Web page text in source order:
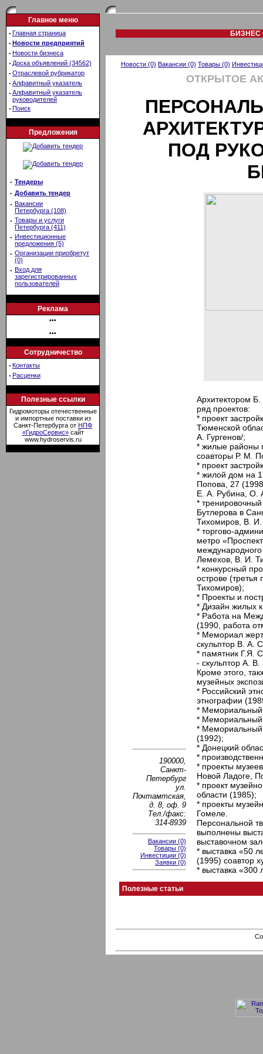
Главное меню
· Главная страница
· Новости предприятий
· Новости бизнеса
· Доска объявлений (34562)
· Отраслевой рубрикатор
· Алфавитный указатель
· Алфавитный указатель
руководителей
· Поиск
Предложения
· Тендеры
· Добавить тендер
· Вакансии
Петербурга (108)
· Товары и услуги
Петербурга (411)
· Инвестиционные
предложения (5)
· Организации приобретут
(0)
· Вход для
зарегистрированных
пользователей
Реклама
•••
•••
Сотрудничество
· Контакты
· Расценки
Полезные ссылки
Гидромоторы отечественные
и импортные поставки из
Санкт-Петербурга от НПФ
«ГидроСервис»сайт
www.hydroservis.ru
БИЗНЕС
Новости (0) Вакансии (0) Товары (0)
ОТКРЫТОЕ
ПОД
Архитектором
ряд проектов:
* проект
Тюменской
А. Гургенов/;
* жилые районы
соавторы Р. М.
* проект
* жилой дом на
Попова, 27
Е. А. Рубина, О.
*
Бутлерова в
Тихомиров, В.
* торгово-
метро
Лемехов, В. И.
* конкурсный
острове
Тихомиров);
* Проекты и
* Дизайн жилых
* Работа на
(1990, работа
* Мемориал
скульптор В. А.
* памятник Г.Я.
- скульптор А.
Кроме этого,
музейных
* Российский
этнографии
* Мемориальный
* Мемориальный
* Мемориальный
(1992);
* Донецкий
*
* проекты
Новой Ладоге,
* проект
области (1985);
* проекты
Гомеле.
Персональной
выполнены
выставочном
* выставка «50
(1995) соавтор
* выставка «300
190000,
Санкт-
Петербург
ул.
Почтамтская,
д. 8, оф. 9
Тел./факс:
314-8939
Вакансии (0)
Товары (0)
Инвестиции (0)
Заявки (0)
Полезные статьи